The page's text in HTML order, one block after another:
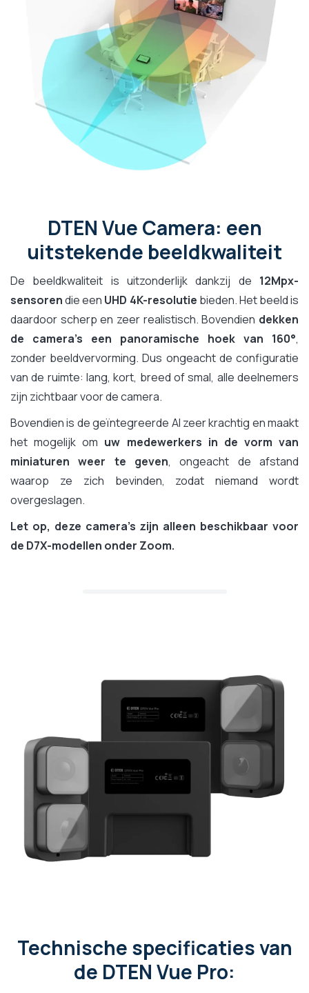
DTEN Vue Camera: een
uitstekende beeldkwaliteit
De beeldkwaliteit is uitzonderlijk dankzij de 12Mpx-
sensorendie een UHD 4K-resolutie bieden. Het beeld is
daardoor scherp en zeer realistisch. Bovendien dekken
de camera's een panoramische hoek van 160°,
zonder beeldvervorming. Dus ongeacht de configuratie
van de ruimte: lang, kort, breed of smal, alle deelnemers
zijn zichtbaar voor de camera.
Bovendien is de geïntegreerde AI zeer krachtig en maakt
het mogelijk om uw medewerkers in de vorm van
miniaturen weer te geven, ongeacht de afstand
waarop ze zich bevinden, zodat niemand wordt
overgeslagen.
Let op, deze camera's zijn alleen beschikbaar voor
de D7X-modellen onder Zoom.
Technische specificaties van
de DTEN Vue Pro: